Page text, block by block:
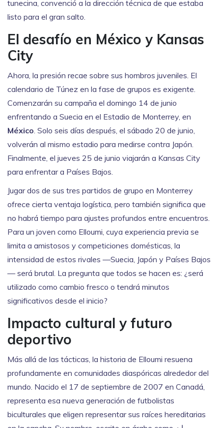
tunecina, convenció a la dirección técnica de que estaba
listo para el gran salto.
El desafío en México y Kansas
City
Ahora, la presión recae sobre sus hombros juveniles. El
calendario de Túnez en la fase de grupos es exigente.
Comenzarán su campaña el domingo 14 de junio
enfrentando a Suecia en el Estadio de Monterrey, en
México. Solo seis días después, el sábado 20 de junio,
volverán al mismo estadio para medirse contra Japón.
Finalmente, el jueves 25 de junio viajarán a Kansas City
para enfrentar a Países Bajos.
Jugar dos de sus tres partidos de grupo en Monterrey
ofrece cierta ventaja logística, pero también significa que
no habrá tiempo para ajustes profundos entre encuentros.
Para un joven como Elloumi, cuya experiencia previa se
limita a amistosos y competiciones domésticas, la
intensidad de estos rivales —Suecia, Japón y Países Bajos
— será brutal. La pregunta que todos se hacen es: ¿será
utilizado como cambio fresco o tendrá minutos
significativos desde el inicio?
Impacto cultural y futuro
deportivo
Más allá de las tácticas, la historia de Elloumi resuena
profundamente en comunidades diaspóricas alrededor del
mundo. Nacido el 17 de septiembre de 2007 en Canadá,
representa esa nueva generación de futbolistas
biculturales que eligen representar sus raíces hereditarias